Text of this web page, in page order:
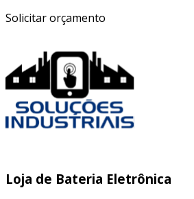
Solicitar orçamento
Loja de Bateria Eletrônica